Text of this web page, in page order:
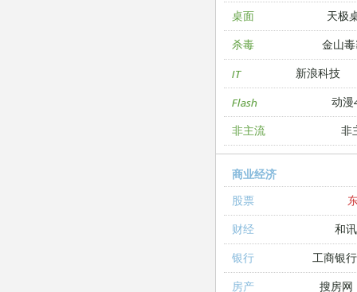
桌面 天极
杀毒 金山
IT 新浪科技
Flash 动漫
非主流 非
商业经济
股票
财经 和
银行 工商银行
房产 搜房网